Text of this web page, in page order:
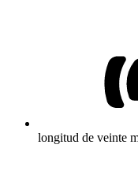
longitud de veinte